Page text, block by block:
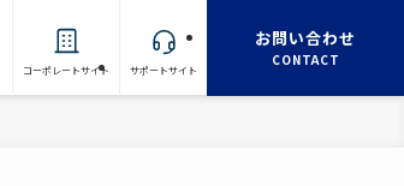
コーポレートサイト サポートサイト
お問い合わせ
CONTACT